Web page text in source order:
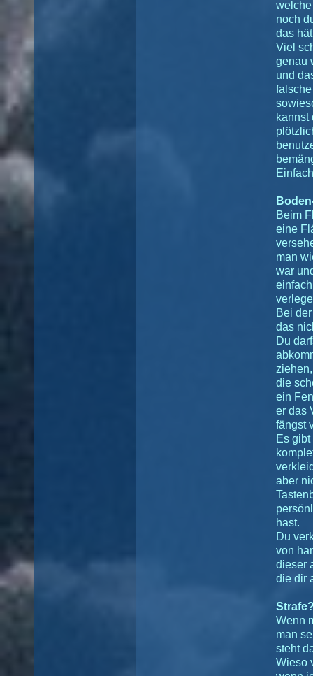
noch
das
Viel
genau
und
kannst
Beim
eine
man
war
Bei
das
Du
die
ein
er das
fängst
Es
aber
hast.
Du
von
dieser
die dir
Wenn
man
steht
Wieso